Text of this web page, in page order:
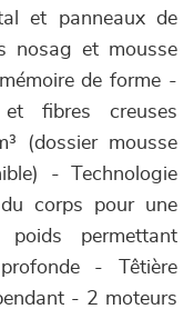
et panneaux de
nosag et mousse
de forme -
et fibres creuses
(dossier mousse
- Technologie
corps pour une
poids permettant
- Têtière
- 2 moteurs